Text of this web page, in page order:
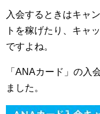
入会するときはキャ
トを稼げたり、キャ
ですよね。
「ANAカード」の入
ました。